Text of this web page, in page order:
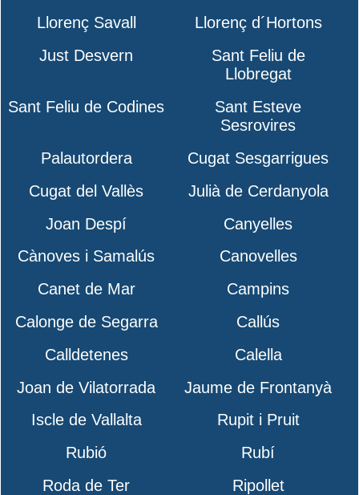
Llorenç Savall
Llorenç d´Hortons
Just Desvern
Sant Feliu de
Llobregat
Sant Feliu de Codines
Sant Esteve
Sesrovires
Palautordera
Cugat Sesgarrigues
Cugat del Vallès
Julià de Cerdanyola
Joan Despí
Canyelles
Cànoves i Samalús
Canovelles
Canet de Mar
Campins
Calonge de Segarra
Callús
Calldetenes
Calella
Joan de Vilatorrada
Jaume de Frontanyà
Iscle de Vallalta
Rupit i Pruit
Rubió
Rubí
Roda de Ter
Ripollet